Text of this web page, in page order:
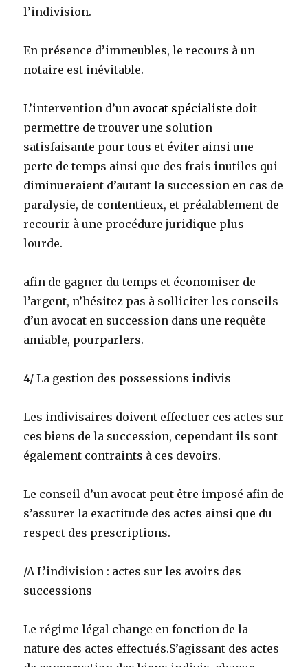
l’indivision.
En présence d’immeubles, le recours à un
notaire est inévitable.
L’intervention d’un avocat spécialiste doit
permettre de trouver une solution
satisfaisante pour tous et éviter ainsi une
perte de temps ainsi que des frais inutiles qui
diminueraient d’autant la succession en cas de
paralysie, de contentieux, et préalablement de
recourir à une procédure juridique plus
lourde.
afin de gagner du temps et économiser de
l’argent, n’hésitez pas à solliciter les conseils
d’un avocat en succession dans une requête
amiable, pourparlers.
4/ La gestion des possessions indivis
Les indivisaires doivent effectuer ces actes sur
ces biens de la succession, cependant ils sont
également contraints à ces devoirs.
Le conseil d’un avocat peut être imposé afin de
s’assurer la exactitude des actes ainsi que du
respect des prescriptions.
/A L’indivision : actes sur les avoirs des
successions
Le régime légal change en fonction de la
nature des actes effectués.S’agissant des actes